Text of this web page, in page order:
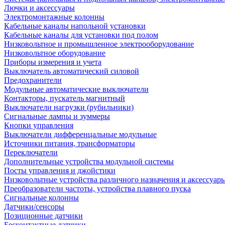
Лючки и аксессуары
Электромонтажные колонны
Кабельные каналы напольной установки
Кабельные каналы для установки под полом
Низковольтное и промышленное электрооборудование
Низковольтное оборудование
Приборы измерения и учета
Выключатель автоматический силовой
Предохранители
Модульные автоматические выключатели
Контакторы, пускатель магнитный
Выключатели нагрузки (рубильники)
Сигнальные лампы и зуммеры
Кнопки управления
Выключатели дифференцальные модульные
Источники питания, трансформаторы
Переключатели
Дополнительные устройства модульной системы
Посты управления и джойстики
Низковольтные устройства различного назначения и
Преобразователи частоты, устройства плавного пуска
Сигнальные колонны
Датчики/сенсоры
Позиционные датчики